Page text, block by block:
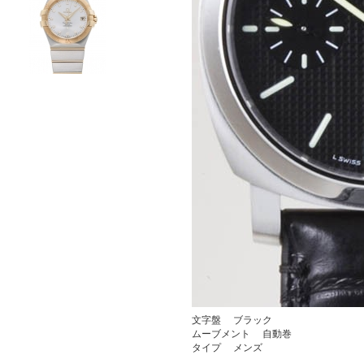
文字盤 ブラック
ムーブメント 自動巻
タイプ メンズ